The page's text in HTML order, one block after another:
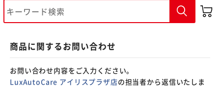
商品に関するお問い合わせ
お問い合わせ内容をご入力ください。
LuxAutoCare アイリスプラザ店の担当者から返信いたしま